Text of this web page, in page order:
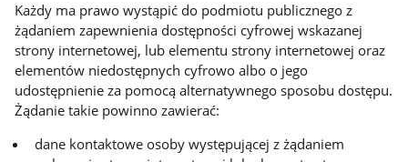
Każdy ma prawo wystąpić do podmiotu publicznego z
żądaniem zapewnienia dostępności cyfrowej wskazanej
strony internetowej, lub elementu strony internetowej oraz
elementów niedostępnych cyfrowo albo o jego
udostępnienie za pomocą alternatywnego sposobu dostępu.
Żądanie takie powinno zawierać:
dane kontaktowe osoby występującej z żądaniem